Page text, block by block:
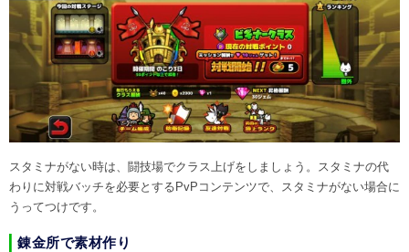
スタミナがない時は、闘技場でクラス上げをしましょう。スタミナの代
わりに対戦バッチを必要とするPvPコンテンツで、スタミナがない場合に
うってつけです。
錬金所で素材作り